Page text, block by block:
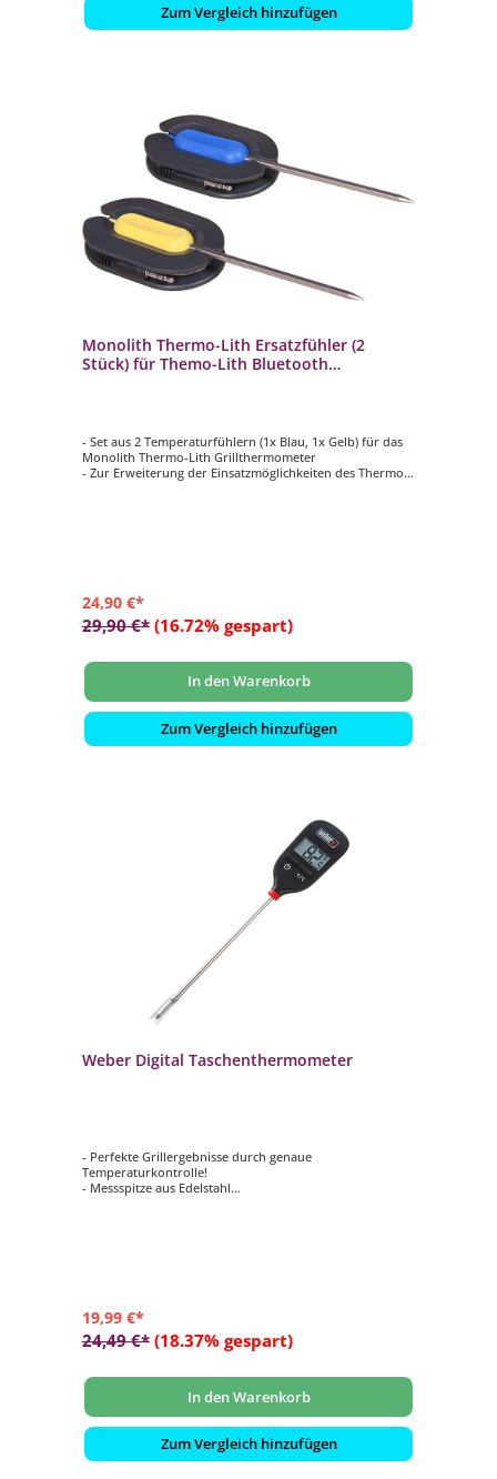
Zum Vergleich hinzufügen
Monolith Thermo-Lith Ersatzfühler (2
Stück) für Themo-Lith Bluetooth
- Set aus 2 Temperaturfühlern (1x Blau, 1x Gelb) für das
Monolith Thermo-Lith Grillthermometer
- Zur Erweiterung der Einsatzmöglichkeiten des Thermo-
24,90 €*
29,90 €* (16.72% gespart)
In den Warenkorb
Zum Vergleich hinzufügen
Weber Digital Taschenthermometer
- Perfekte Grillergebnisse durch genaue
Temperaturkontrolle!
- Messspitze aus Edelstahl
19,99 €*
24,49 €* (18.37% gespart)
In den Warenkorb
Zum Vergleich hinzufügen